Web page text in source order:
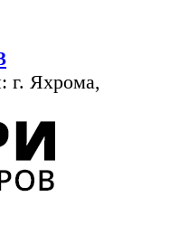
г. Яхрома,